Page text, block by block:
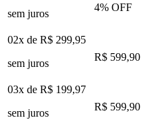
sem juros
4% OFF
02x de R$ 299,95
sem juros
R$ 599,90
03x de R$ 199,97
sem juros
R$ 599,90